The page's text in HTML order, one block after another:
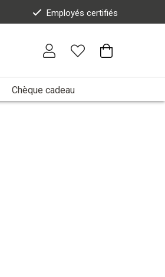
Employés certifiés
Chèque cadeau